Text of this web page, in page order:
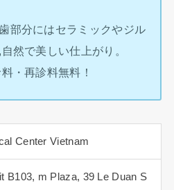
部分にはセラミックやジル
然で美しい仕上がり。
・再診料無料！
Center Vietnam
B103, m Plaza, 39 Le Duan S